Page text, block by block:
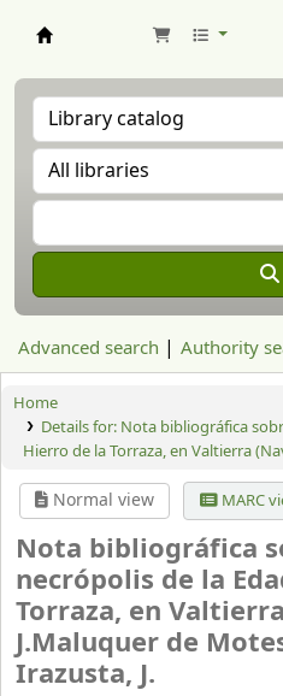
Advanced search Authority
Home
Details for: Nota bibliográfica
Hierro de la Torraza, en Valtierra
Normal view MARC
Nota bibliográfica
necrópolis de la
Torraza, en
J.Maluquer de
Irazusta, J.